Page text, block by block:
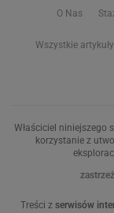
O Nas
Wszystkie artykuły
Właściciel niniejszego
korzystanie z
Treści z serwisów